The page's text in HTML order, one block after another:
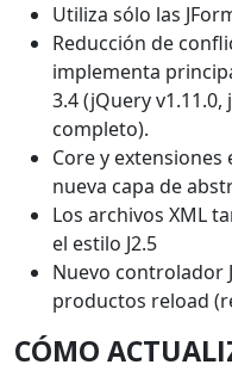
Utiliza sólo las
Reducción de
implementa
3.4 (jQuery v1.11.0,
completo).
Core y
nueva capa de
Los archivos XML
el estilo J2.5
Nuevo controlador
productos reload
CÓMO